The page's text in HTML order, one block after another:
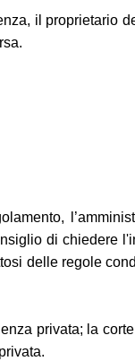
il proprietario
di chiedere
delle regole
privata; la